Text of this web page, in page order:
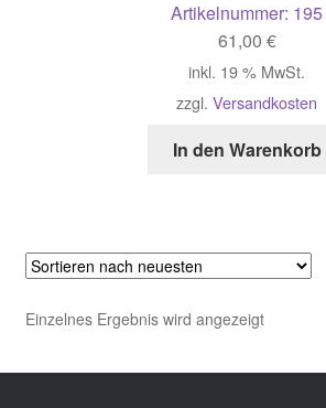
Artikelnummer: 195
61,00 €
inkl. 19 % MwSt.
zzgl. Versandkosten
In den Warenkorb
Einzelnes Ergebnis wird angezeigt